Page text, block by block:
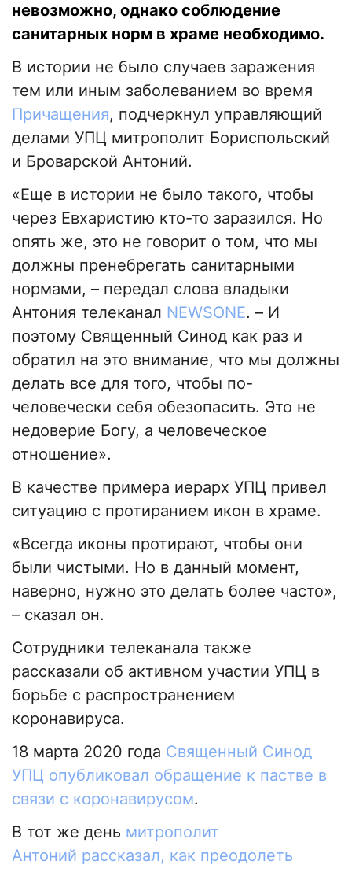
невозможно, однако соблюдение
санитарных норм в храме необходимо.
В истории не было случаев заражения
тем или иным заболеванием во время
Причащения, подчеркнул управляющий
делами УПЦ митрополит Бориспольский
и Броварской Антоний.
«Еще в истории не было такого, чтобы
через Евхаристию кто-то заразился. Но
опять же, это не говорит о том, что мы
должны пренебрегать санитарными
нормами, – передал слова владыки
Антония телеканал NEWSONE. – И
поэтому Священный Синод как раз и
обратил на это внимание, что мы должны
делать все для того, чтобы по-
человечески себя обезопасить. Это не
недоверие Богу, а человеческое
отношение».
В качестве примера иерарх УПЦ привел
ситуацию с протиранием икон в храме.
«Всегда иконы протирают, чтобы они
были чистыми. Но в данный момент,
наверно, нужно это делать более часто»,
– сказал он.
Сотрудники телеканала также
рассказали об активном участии УПЦ в
борьбе с распространением
коронавируса.
18 марта 2020 года Священный Синод
УПЦ опубликовал обращение к пастве в
связи с коронавирусом.
В тот же день митрополит
Антоний рассказал, как преодолеть